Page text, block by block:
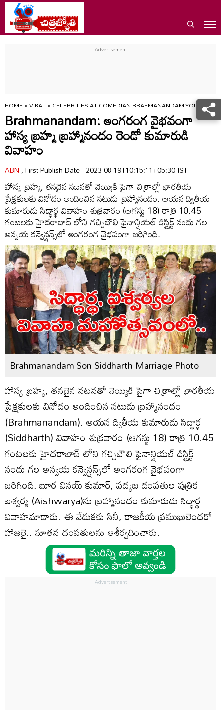
HOME»VIRAL»CELEBRITIES AT COMEDIAN BRAHMANANDAM YOUNGER
Brahmanandam: అంగరంగ వైభవంగా
హాస్య బ్రహ్మ బ్రహ్మానందం రెండో కుమారుడి
వివాహం
ABN, First Publish Date - 2023-08-19T10:15:11+05:30 IST
హాస్య బ్రహ్మ, తనదైన నటనతో వెయ్యికి పైగా చిత్రాల్లో భారతీయ
ప్రేక్షకులకు వినోదం అందించిన నటుడు బ్రహ్మానందం. ఆయన ద్వితీయ
కుమారుడు సిద్ధార్థ వివాహం శుక్రవారం (ఆగస్టు 18) రాత్రి 10.45
గంటలకు హైదరాబాద్ లోని గచ్చిబౌలి ఫైనాన్షియల్ డిస్ట్రిక్ట్ నందు గల
అన్వయ కన్వెన్షన్స్‌లో అంగరంగ వైభవంగా జరిగింది.
Brahmanandam Son Siddharth Marriage Photo
హాస్య బ్రహ్మ, తనదైన నటనతో వెయ్యికి పైగా చిత్రాల్లో భారతీయ
ప్రేక్షకులకు వినోదం అందించిన నటుడు బ్రహ్మానందం
(Brahmanandam). ఆయన ద్వితీయ కుమారుడు సిద్ధార్థ
(Siddharth) వివాహం శుక్రవారం (ఆగస్టు 18) రాత్రి 10.45
గంటలకు హైదరాబాద్ లోని గచ్చిబౌలి ఫైనాన్షియల్ డిస్ట్రిక్ట్
నందు గల అన్వయ కన్వెన్షన్స్‌లో అంగరంగ వైభవంగా
జరిగింది. బూర వినయ్ కుమార్, పద్మజ దంపతుల పుత్రిక
ఐశ్వర్య‌ (Aishwarya)ను బ్రహ్మానందం కుమారుడు సిద్ధార్థ
వివాహమాడారు. ఈ వేడుకకు సినీ, రాజకీయ ప్రముఖులెందరో
హాజరై.. నూతన దంపతులను ఆశీర్వదించారు.